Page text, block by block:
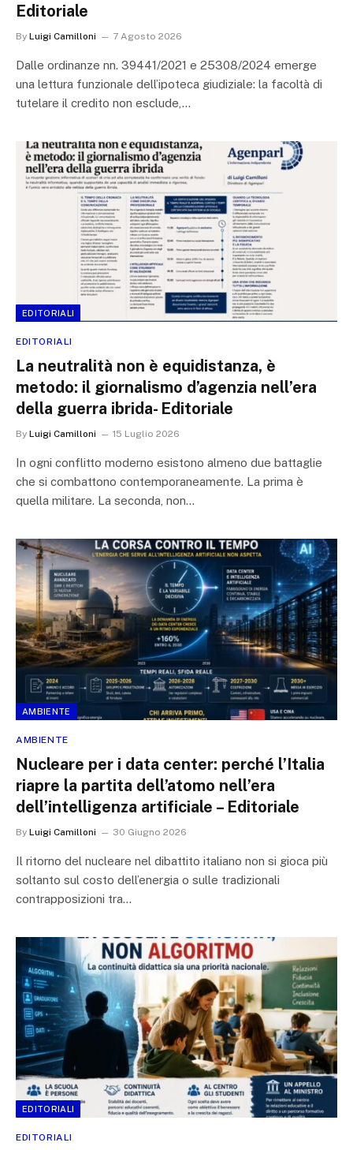
Editoriale
By Luigi Camilloni 7 Agosto 2026
Dalle ordinanze nn. 39441/2021 e 25308/2024 emerge
una lettura funzionale dell’ipoteca giudiziale: la facoltà di
tutelare il credito non esclude,…
EDITORIALI
EDITORIALI
La neutralità non è equidistanza, è
metodo: il giornalismo d’agenzia nell’era
della guerra ibrida- Editoriale
By Luigi Camilloni 15 Luglio 2026
In ogni conflitto moderno esistono almeno due battaglie
che si combattono contemporaneamente. La prima è
quella militare. La seconda, non…
AMBIENTE
AMBIENTE
Nucleare per i data center: perché l’Italia
riapre la partita dell’atomo nell’era
dell’intelligenza artificiale – Editoriale
By Luigi Camilloni 30 Giugno 2026
Il ritorno del nucleare nel dibattito italiano non si gioca più
soltanto sul costo dell’energia o sulle tradizionali
contrapposizioni tra…
EDITORIALI
EDITORIALI